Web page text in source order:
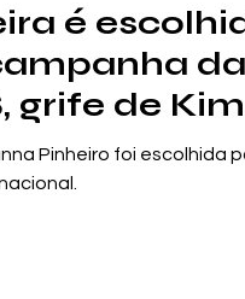
é
da
grife de Kim
Pinheiro foi escolhida